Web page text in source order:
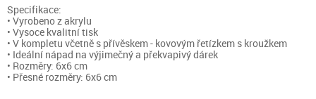
Specifikace:
• Vyrobeno z akrylu
• Vysoce kvalitní tisk
• V kompletu včetně s přívěskem - kovovým řetízkem s kroužkem
• Ideální nápad na výjimečný a překvapivý dárek
• Rozměry: 6x6 cm
• Přesné rozměry: 6x6 cm